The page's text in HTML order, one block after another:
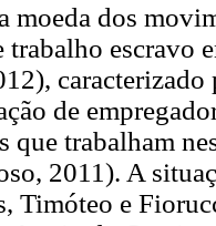
moeda dos
trabalho escravo
de
que trabalham
2011). A
Timóteo e